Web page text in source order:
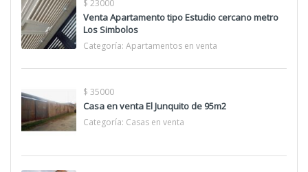
$ 23000
Venta Apartamento tipo Estudio cercano metro
Los Simbolos
Categoría: Apartamentos en venta
$ 35000
Casa en venta El Junquito de 95m2
Categoría: Casas en venta